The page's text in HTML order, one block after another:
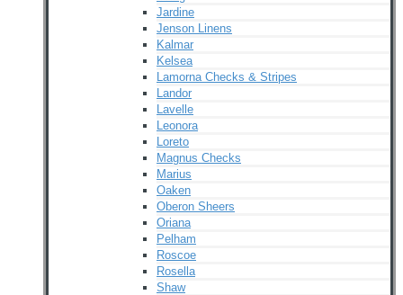
Jardine
Jenson Linens
Kalmar
Kelsea
Lamorna Checks & Stripes
Landor
Lavelle
Leonora
Loreto
Magnus Checks
Marius
Oaken
Oberon Sheers
Oriana
Pelham
Roscoe
Rosella
Shaw